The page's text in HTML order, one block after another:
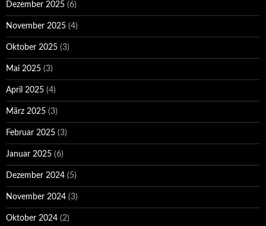
Dezember 2025 (6)
November 2025 (4)
Oktober 2025 (3)
Mai 2025 (3)
April 2025 (4)
März 2025 (3)
Februar 2025 (3)
Januar 2025 (6)
Dezember 2024 (5)
November 2024 (3)
Oktober 2024 (2)